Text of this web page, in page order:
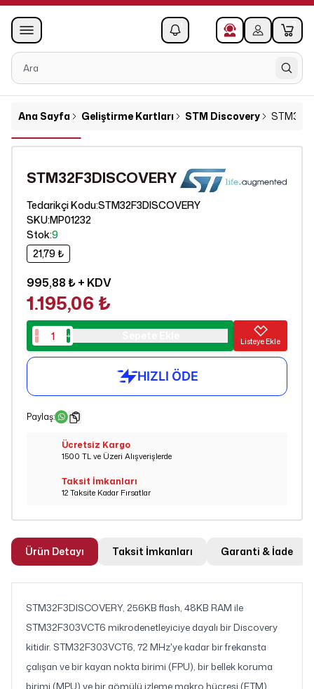
0
Ana Sayfa Geliştirme Kartları STM Discovery
STM32F3DISCOVERY
Tedarikçi Kodu:STM32F3DISCOVERY
SKU:MP01232
Stok:9
21,79 ₺
995,88 ₺+ KDV
1.195,06 ₺
Listeye Ekle
Paylaş:
Ücretsiz Kargo
1500 TL ve Üzeri Alışverişlerde
Taksit İmkanları
12 Taksite Kadar Fırsatlar
Ürün Detayı Taksit İmkanları Garanti & İade
STM32F3DISCOVERY, 256KB flash, 48KB RAM ile
STM32F303VCT6 mikrodenetleyiciye dayalı bir Discovery
kitidir. STM32F303VCT6, 72 MHz'ye kadar bir frekansta
çalışan ve bir kayan nokta birimi (FPU), bir bellek koruma
birimi (MPU) ve bir gömülü izleme makro hücresi (ETM)